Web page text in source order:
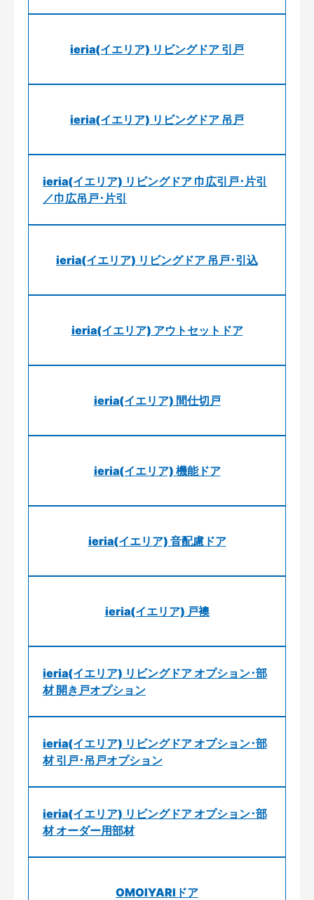
ieria(イエリア) リビングドア 引戸
ieria(イエリア) リビングドア 吊戸
ieria(イエリア) リビングドア 巾広引戸･片引
／巾広吊戸･片引
ieria(イエリア) リビングドア 吊戸･引込
ieria(イエリア) アウトセットドア
ieria(イエリア) 間仕切戸
ieria(イエリア) 機能ドア
ieria(イエリア) 音配慮ドア
ieria(イエリア) 戸襖
ieria(イエリア) リビングドア オプション･部
材 開き戸オプション
ieria(イエリア) リビングドア オプション･部
材 引戸･吊戸オプション
ieria(イエリア) リビングドア オプション･部
材 オーダー用部材
OMOIYARIドア